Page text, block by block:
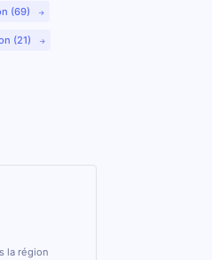
(69)
(21)
la région